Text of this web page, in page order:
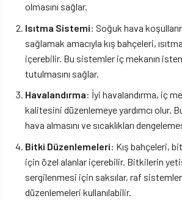
olmasını sağlar.
Isıtma Sistemi: Soğuk hava
sağlamak amacıyla kış bahçeleri,
içerebilir. Bu sistemler iç mekanın
tutulmasını sağlar.
Havalandırma: İyi havalandırma, iç
kalitesini düzenlemeye yardımcı olur.
hava almasını ve sıcaklıkları
Bitki Düzenlemeleri: Kış bahçeleri,
için özel alanlar içerebilir. Bitkilerin
sergilenmesi için saksılar, raf
düzenlemeleri kullanılabilir.